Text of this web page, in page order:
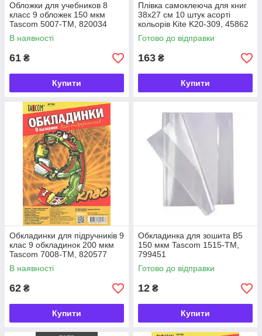
Обложки для учебников 8
класс 9 обложек 150 мкм
Tascom 5007-TM, 820034
В наявності
61 ₴
Купити
Плівка самоклеюча для книг
38х27 см 10 штук асорті
кольорів Kite K20-309, 45862
Готово до відправки
163 ₴
Купити
Обкладинки для підручників 9
клас 9 обкладинок 200 мкм
Tascom 7008-TM, 820577
В наявності
62 ₴
Купити
Обкладинка для зошита В5
150 мкм Tascom 1515-ТМ,
799451
Готово до відправки
12 ₴
Купити